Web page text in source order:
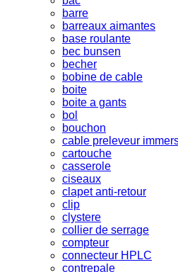
barre
barreaux aimantes
base roulante
bec bunsen
becher
bobine de cable
boite
boite a gants
bol
bouchon
cable preleveur
cartouche
casserole
ciseaux
clapet anti-retour
clip
clystere
collier de serrage
compteur
connecteur HPLC
contrepale